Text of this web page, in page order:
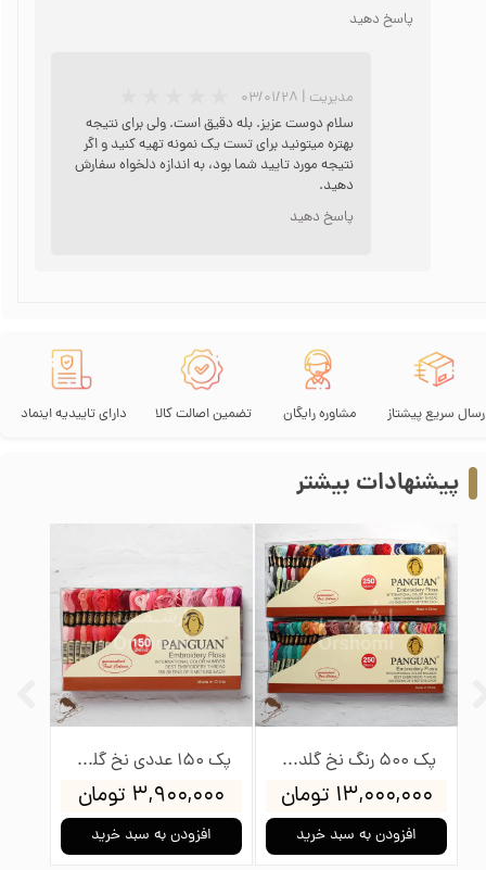
★★★★★
پاسخ دهید
مدیریت | ۰۳/۰۱/۲۸
★★★★★
سلام دوست عزیز. بله دقیق است. ولی برای نتیجه
بهتره میتونید برای تست یک نمونه تهیه کنید و اگر
نتیجه مورد تایید شما بود، به اندازه دلخواه سفارش
دهید.
پاسخ دهید
تضمین اصالت کالا مشاوره رایگان سریع پیشتاز دارای تاییدیه اینماد
پک 150 عددی نخ گلدوزی پنگوئن
۳,۹۰۰,۰۰۰ تومان
افزودن به سبد خرید
پک 500 رنگ نخ گلدوزی پنگوئن
۱۳,۰۰۰,۰۰۰ تومان
افزودن به سبد خرید
پیشنهادات بیشتر